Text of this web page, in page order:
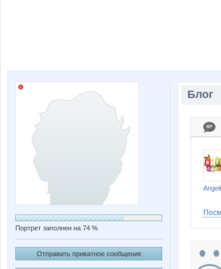
Портрет заполнен на 74 %
Отправить приватное сообщение
Блог